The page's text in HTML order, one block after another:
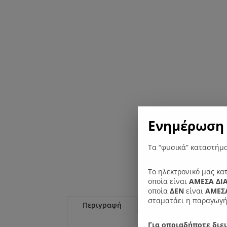
Περιγραφή Επιπλέον
Ενημέρωση
Τα “φυσικά”
Το ηλεκτρονικό μας
οποία είναι ΑΜΕΣΑ
οποία ΔΕΝ είναι
σταματάει η
Για οποιαδήποτε